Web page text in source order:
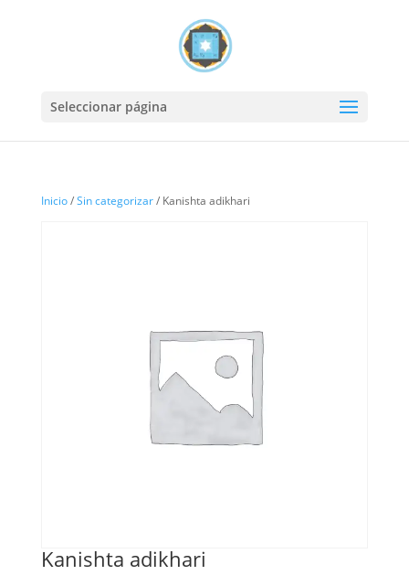
Seleccionar página
Inicio/Sin categorizar/ Kanishta adikhari
Kanishta adikhari